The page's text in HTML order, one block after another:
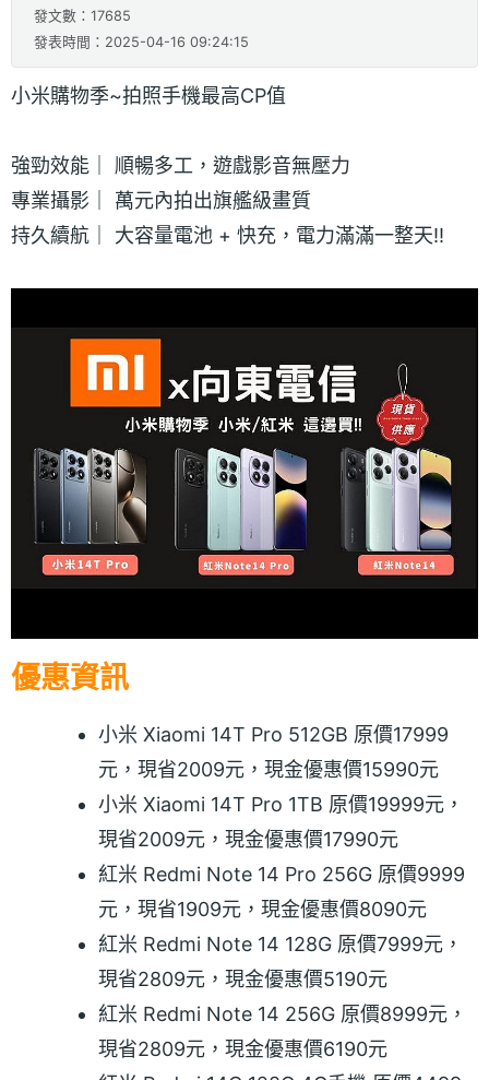
發文數：17685
發表時間：2025-04-16 09:24:15
小米購物季~拍照手機最高CP值
強勁效能｜ 順暢多工，遊戲影音無壓力
專業攝影｜ 萬元內拍出旗艦級畫質
持久續航｜ 大容量電池 + 快充，電力滿滿一整天!!
優惠資訊
小米 Xiaomi 14T Pro 512GB 原價17999
元，現省2009元，現金優惠價15990元
小米 Xiaomi 14T Pro 1TB 原價19999元，
現省2009元，現金優惠價17990元
紅米 Redmi Note 14 Pro 256G 原價9999
元，現省1909元，現金優惠價8090元
紅米 Redmi Note 14 128G 原價7999元，
現省2809元，現金優惠價5190元
紅米 Redmi Note 14 256G 原價8999元，
現省2809元，現金優惠價6190元